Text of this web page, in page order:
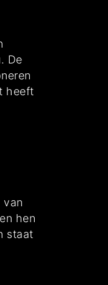
De
heeft
van
hen
staat